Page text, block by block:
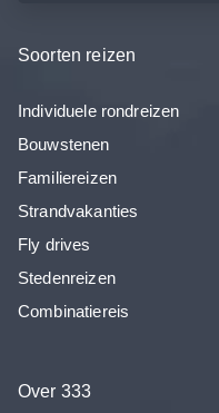
Soorten reizen
Individuele rondreizen
Bouwstenen
Familiereizen
Strandvakanties
Fly drives
Stedenreizen
Combinatiereis
Over 333